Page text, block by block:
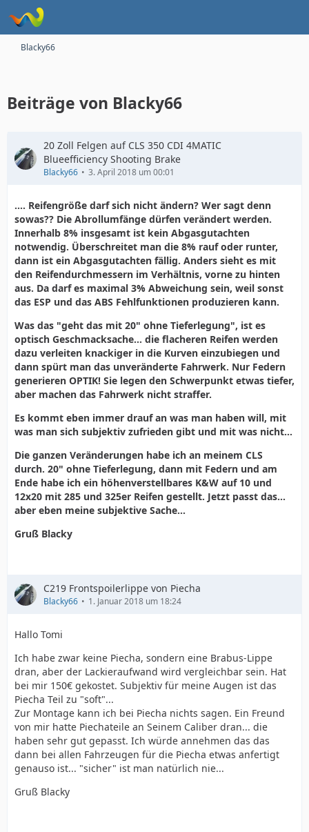
Blacky66
Beiträge von Blacky66
20 Zoll Felgen auf CLS 350 CDI 4MATIC
Blueefficiency Shooting Brake
Blacky66 3. April 2018 um 00:01
.... Reifengröße darf sich nicht ändern? Wer sagt denn
sowas?? Die Abrollumfänge dürfen verändert werden.
Innerhalb 8% insgesamt ist kein Abgasgutachten
notwendig. Überschreitet man die 8% rauf oder runter,
dann ist ein Abgasgutachten fällig. Anders sieht es mit
den Reifendurchmessern im Verhältnis, vorne zu hinten
aus. Da darf es maximal 3% Abweichung sein, weil sonst
das ESP und das ABS Fehlfunktionen produzieren kann.
Was das "geht das mit 20" ohne Tieferlegung", ist es
optisch Geschmacksache... die flacheren Reifen werden
dazu verleiten knackiger in die Kurven einzubiegen und
dann spürt man das unveränderte Fahrwerk. Nur Federn
generieren OPTIK! Sie legen den Schwerpunkt etwas tiefer,
aber machen das Fahrwerk nicht straffer.
Es kommt eben immer drauf an was man haben will, mit
was man sich subjektiv zufrieden gibt und mit was nicht...
Die ganzen Veränderungen habe ich an meinem CLS
durch. 20" ohne Tieferlegung, dann mit Federn und am
Ende habe ich ein höhenverstellbares K&W auf 10 und
12x20 mit 285 und 325er Reifen gestellt. Jetzt passt das...
aber eben meine subjektive Sache...
Gruß Blacky
C219 Frontspoilerlippe von Piecha
Blacky66 1. Januar 2018 um 18:24
Hallo Tomi
Ich habe zwar keine Piecha, sondern eine Brabus-Lippe
dran, aber der Lackieraufwand wird vergleichbar sein. Hat
bei mir 150€ gekostet. Subjektiv für meine Augen ist das
Piecha Teil zu "soft"...
Zur Montage kann ich bei Piecha nichts sagen. Ein Freund
von mir hatte Piechateile an Seinem Caliber dran... die
haben sehr gut gepasst. Ich würde annehmen das das
dann bei allen Fahrzeugen für die Piecha etwas anfertigt
genauso ist... "sicher" ist man natürlich nie...
Gruß Blacky